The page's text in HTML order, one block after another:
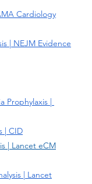
Cardiology
| NEJM Evidence
Prophylaxis |
| CID
| Lancet eCM
| Lancet